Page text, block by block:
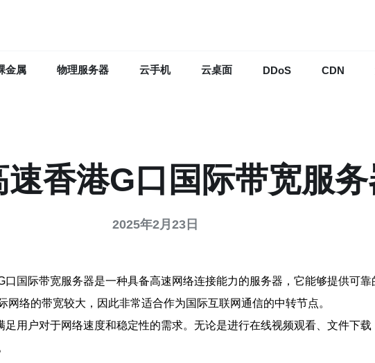
金属 物理服务器 云手机 云桌面 DDoS CDN
速香港G口国际带宽服
2025年2月23日
国际带宽服务器是一种具备高速网络连接能力的服务器，它能够提供可
络的带宽较大，因此非常适合作为国际互联网通信的中转节点。
用户对于网络速度和稳定性的需求。无论是进行在线视频观看、文件下